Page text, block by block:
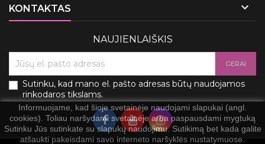
KONTAKTAS 
Informuojame, kad šioje svetainėje naudojami slapukai (angl.
cookies). Toliau naršydami svetainėje arba paspausdami mygtuką
Sutinku Jūs sutinkate su slapukų naudojimu. Sutikimą bet kada galite
atšaukti pakeisdami savo interneto naršyklės nustatymuose.
NAUJIENLAIŠKIS
Sutinku, kad mano el. pašto adresas būtų naudojamos
rinkodaros tikslams.